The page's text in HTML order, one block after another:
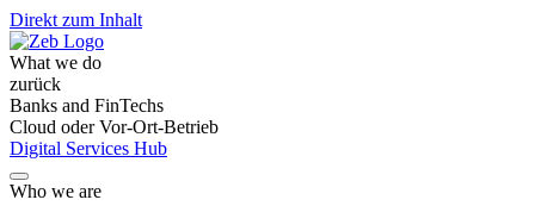
Direkt zum Inhalt
What we do
zurück
Banks and FinTechs
Cloud oder Vor-Ort-Betrieb
Digital Services Hub
Who we are